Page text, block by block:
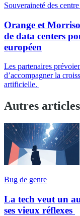
Souveraineté des
Orange et
de data centers
européen
Les partenaires
d’accompagner la
artificielle.
Autres articles
Bug de genre
La tech veut un
ses vieux réflexes